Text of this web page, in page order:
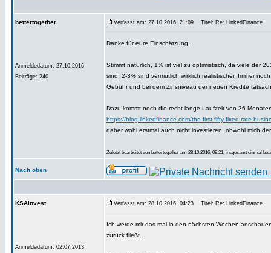
bettertogether
Anmeldedatum: 27.10.2016
Beiträge: 240
Verfasst am: 27.10.2016, 21:09 Titel: Re: LinkedFinance
Danke für eure Einschätzung.
Stimmt natürlich, 1% ist viel zu optimistisch, da viele der
sind. 2-3% sind vermutlich wirklich realistischer. Immer
Gebühr und bei dem Zinsniveau der neuen Kredite
Dazu kommt noch die recht lange Laufzeit von 36
https://blog.linkedfinance.com/the-first-fifty-fixed-rate-
daher wohl erstmal auch nicht investieren, obwohl mich
Zuletzt bearbeitet von bettertogether am 28.10.2016, 09:21, insgesamt einmal
Nach oben
KSAinvest
Anmeldedatum: 02.07.2013
Verfasst am: 28.10.2016, 04:23 Titel: Re: LinkedFinance
Ich werde mir das mal in den nächsten Wochen
zurück fließt.